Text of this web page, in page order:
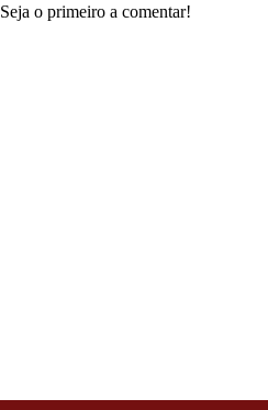
Seja o primeiro a comentar!